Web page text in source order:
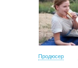
Продюсер